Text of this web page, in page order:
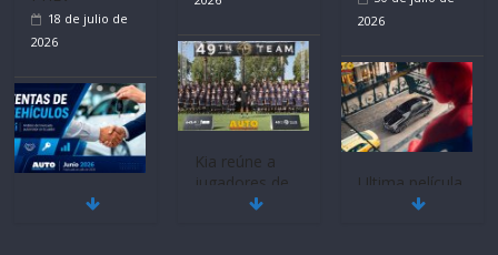
2026
Bosch y
Quito se alista
para un nuevo
2026
¿Qué puede
pasar con tu